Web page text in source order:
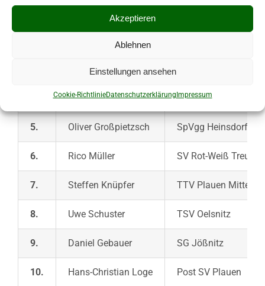
Akzeptieren
Ablehnen
Einstellungen ansehen
Cookie-RichtlinieDatenschutzerklärungImpressum
1. Mike Tiepner SV Schreiersgrün
Jan Michel
Jürgen Ortmann SC Syrau
5. Oliver Großpietzsch SpVgg
6. Rico Müller SV Rot-Weiß Treuen
7. Steffen Knüpfer TTV Plauen Mitte
8. Uwe Schuster TSV Oelsnitz
9. Daniel Gebauer SG Jößnitz
10. Hans-Christian Loge Post SV Plauen